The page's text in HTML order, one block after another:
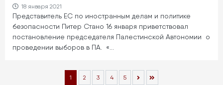
18 января 2021
Представитель ЕС по иностранным делам и политике
безопасности Питер Стано 16 января приветствовал
постановление председателя Палестинской Автономии о
проведении выборов в ПА. «…
Текущая
1 Page
2 Page
3 Page
4 Page
5